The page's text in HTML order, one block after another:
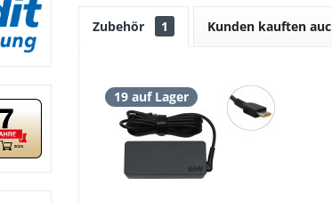
Zubehör 1 Kunden kauften
19 auf Lager